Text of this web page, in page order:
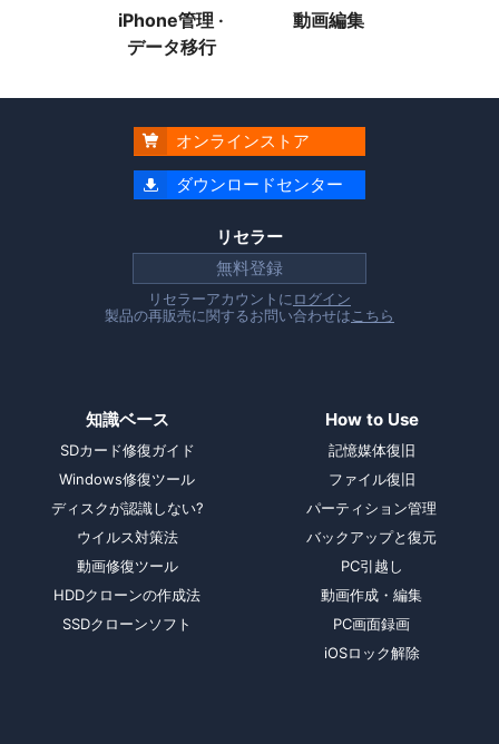
iPhone管理 ·
データ移行
動画編集
 オンラインストア
 ダウンロードセンター
リセラー
無料登録
リセラーアカウントに ログイン
製品の再販売に関するお問い合わせは こちら
知識ベース
SDカード修復ガイド
Windows修復ツール
ディスクが認識しない?
ウイルス対策法
動画修復ツール
HDDクローンの作成法
SSDクローンソフト
How to Use
記憶媒体復旧
ファイル復旧
パーティション管理
バックアップと復元
PC引越し
動画作成・編集
PC画面録画
iOSロック解除